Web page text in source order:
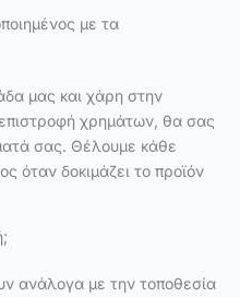
με τα
μας και χάρη στην
χρημάτων, θα σας
σας. Θέλουμε κάθε
όταν δοκιμάζει το προϊόν
ανάλογα με την τοποθεσία